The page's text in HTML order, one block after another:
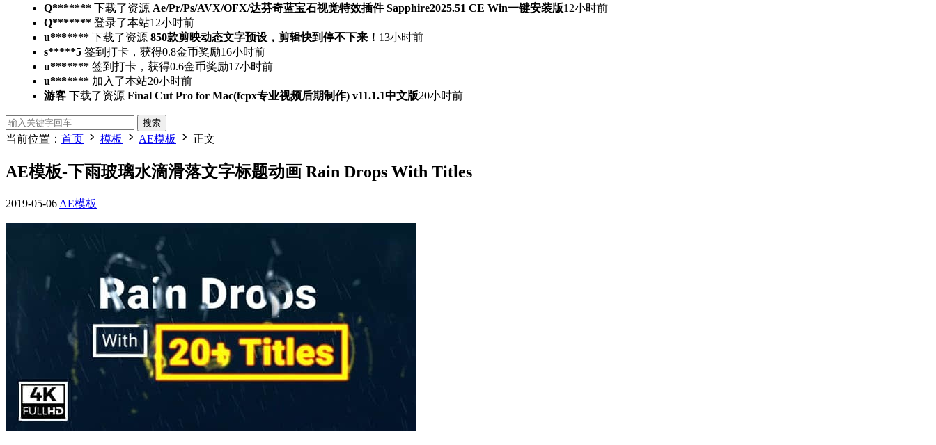
Q******* 下载了资源 Ae/Pr/Ps/AVX/OFX/达芬奇蓝宝石视觉特效插件 Sapphire2025.51 CE Win一键安装版12小时前
Q******* 登录了本站12小时前
u******* 下载了资源 850款剪映动态文字预设，剪辑快到停不下来！ 13小时前
s*****5 签到打卡，获得0.8金币奖励16小时前
u******* 签到打卡，获得0.6金币奖励17小时前
u******* 加入了本站20小时前
游客 下载了资源 Final Cut Pro for Mac(fcpx专业视频后期制作) v11.1.1中文版20小时前
搜索
当前位置： 首页 模板 AE模板 正文
AE模板-下雨玻璃水滴滑落文字标题动画 Rain Drops With Titles
2019-05-06 AE模板